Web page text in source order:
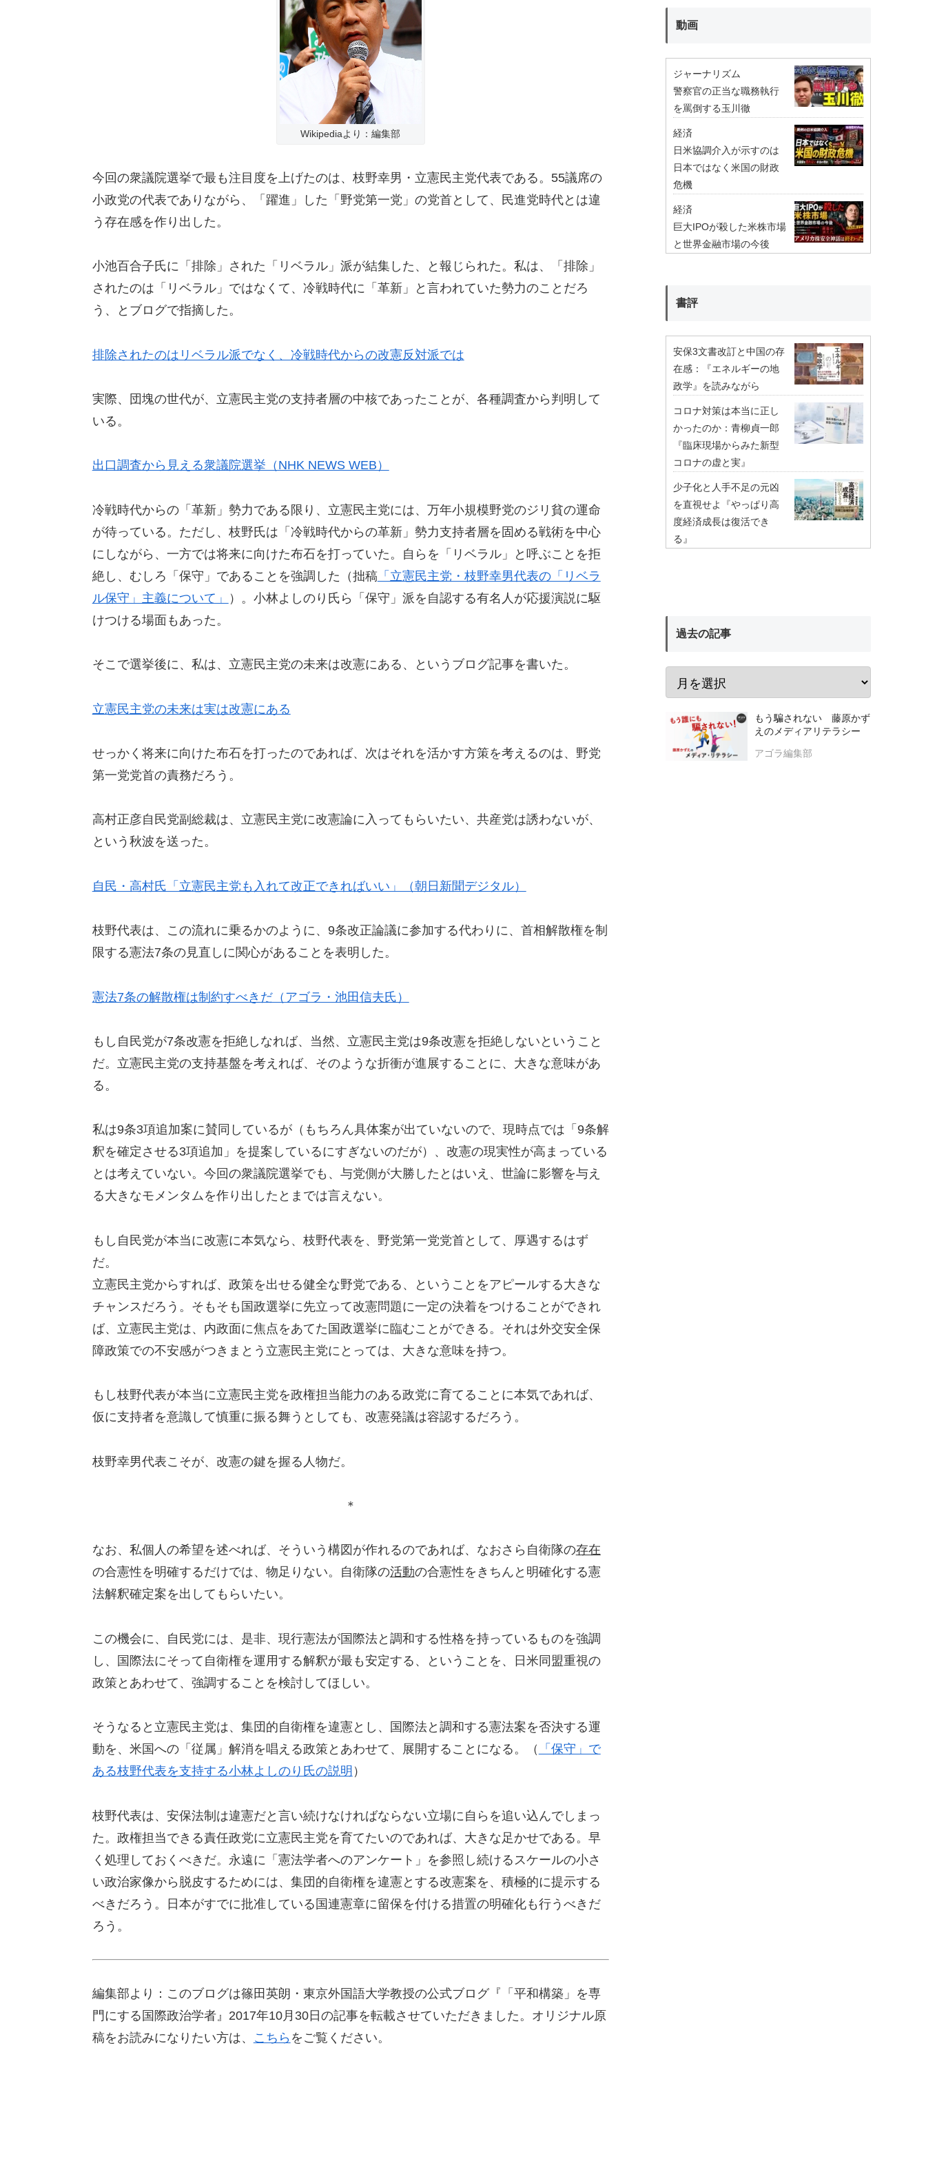
Wikipediaより：編集部
今回の衆議院選挙で最も注目度を上げたのは、枝野幸男・立憲民主党代表である。55議席の
小政党の代表でありながら、「躍進」した「野党第一党」の党首として、民進党時代とは違
う存在感を作り出した。
小池百合子氏に「排除」された「リベラル」派が結集した、と報じられた。私は、「排除」
されたのは「リベラル」ではなくて、冷戦時代に「革新」と言われていた勢力のことだろ
う、とブログで指摘した。
排除されたのはリベラル派でなく、冷戦時代からの改憲反対派では
実際、団塊の世代が、立憲民主党の支持者層の中核であったことが、各種調査から判明して
いる。
出口調査から見える衆議院選挙（NHK NEWS WEB）
冷戦時代からの「革新」勢力である限り、立憲民主党には、万年小規模野党のジリ貧の運命
が待っている。ただし、枝野氏は「冷戦時代からの革新」勢力支持者層を固める戦術を中心
にしながら、一方では将来に向けた布石を打っていた。自らを「リベラル」と呼ぶことを拒
絶し、むしろ「保守」であることを強調した（拙稿 「立憲民主党・枝野幸男代表の「リベラ
ル保守」主義について」
）。小林よしのり氏ら「保守」派を自認する有名人が応援演説に駆
けつける場面もあった。
そこで選挙後に、私は、立憲民主党の未来は改憲にある、というブログ記事を書いた。
立憲民主党の未来は実は改憲にある
せっかく将来に向けた布石を打ったのであれば、次はそれを活かす方策を考えるのは、野党
第一党党首の責務だろう。
高村正彦自民党副総裁は、立憲民主党に改憲論に入ってもらいたい、共産党は誘わないが、
という秋波を送った。
自民・高村氏「立憲民主党も入れて改正できればいい」（朝日新聞デジタル）
枝野代表は、この流れに乗るかのように、9条改正論議に参加する代わりに、首相解散権を制
限する憲法7条の見直しに関心があることを表明した。
憲法7条の解散権は制約すべきだ（アゴラ・池田信夫氏）
もし自民党が7条改憲を拒絶しなれば、当然、立憲民主党は9条改憲を拒絶しないということ
だ。立憲民主党の支持基盤を考えれば、そのような折衝が進展することに、大きな意味があ
る。
私は9条3項追加案に賛同しているが（もちろん具体案が出ていないので、現時点では「9条解
釈を確定させる3項追加」を提案しているにすぎないのだが）、改憲の現実性が高まっている
とは考えていない。今回の衆議院選挙でも、与党側が大勝したとはいえ、世論に影響を与え
る大きなモメンタムを作り出したとまでは言えない。
もし自民党が本当に改憲に本気なら、枝野代表を、野党第一党党首として、厚遇するはず
だ。
立憲民主党からすれば、政策を出せる健全な野党である、ということをアピールする大きな
チャンスだろう。そもそも国政選挙に先立って改憲問題に一定の決着をつけることができれ
ば、立憲民主党は、内政面に焦点をあてた国政選挙に臨むことができる。それは外交安全保
障政策での不安感がつきまとう立憲民主党にとっては、大きな意味を持つ。
もし枝野代表が本当に立憲民主党を政権担当能力のある政党に育てることに本気であれば、
仮に支持者を意識して慎重に振る舞うとしても、改憲発議は容認するだろう。
枝野幸男代表こそが、改憲の鍵を握る人物だ。
＊
なお、私個人の希望を述べれば、そういう構図が作れるのであれば、なおさら自衛隊の存在
の合憲性を明確するだけでは、物足りない。自衛隊の活動の合憲性をきちんと明確化する憲
法解釈確定案を出してもらいたい。
この機会に、自民党には、是非、現行憲法が国際法と調和する性格を持っているものを強調
し、国際法にそって自衛権を運用する解釈が最も安定する、ということを、日米同盟重視の
政策とあわせて、強調することを検討してほしい。
そうなると立憲民主党は、集団的自衛権を違憲とし、国際法と調和する憲法案を否決する運
動を、米国への「従属」解消を唱える政策とあわせて、展開することになる。（
「保守」で
ある枝野代表を支持する小林よしのり氏の説明 ）
枝野代表は、安保法制は違憲だと言い続けなければならない立場に自らを追い込んでしまっ
た。政権担当できる責任政党に立憲民主党を育てたいのであれば、大きな足かせである。早
く処理しておくべきだ。永遠に「憲法学者へのアンケート」を参照し続けるスケールの小さ
い政治家像から脱皮するためには、集団的自衛権を違憲とする改憲案を、積極的に提示する
べきだろう。日本がすでに批准している国連憲章に留保を付ける措置の明確化も行うべきだ
ろう。
編集部より：このブログは篠田英朗・東京外国語大学教授の公式ブログ『「平和構築」を専
門にする国際政治学者』2017年10月30日の記事を転載させていただきました。オリジナル原
稿をお読みになりたい方は、
こちら をご覧ください。
動画
ジャーナリズム
警察官の正当な職務執行
を罵倒する玉川徹
経済
日米協調介入が示すのは
日本ではなく米国の財政
危機
経済
巨大IPOが殺した米株市場
と世界金融市場の今後
書評
安保3文書改訂と中国の存
在感：『エネルギーの地
政学』を読みながら
コロナ対策は本当に正し
かったのか：青柳貞一郎
『臨床現場からみた新型
コロナの虚と実』
少子化と人手不足の元凶
を直視せよ『やっぱり高
度経済成長は復活でき
る』
過去の記事
もう騙されない 藤原かず
えのメディアリテラシー
アゴラ編集部